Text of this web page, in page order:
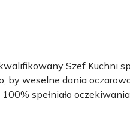
Szef Kuchni
by weselne dania
spełniało oczekiwania